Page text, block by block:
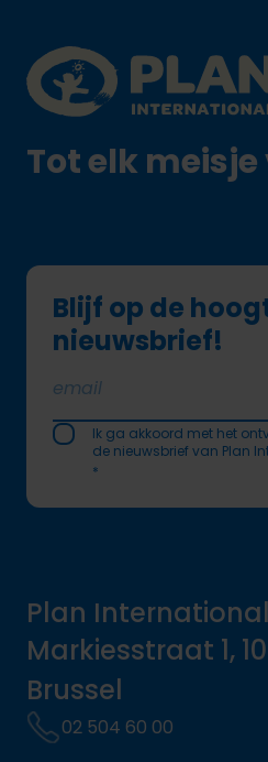
Plan International logo
Tot elk meisje
Blijf op de
nieuwsbrief!
Ik ga akkoord met het
de nieuwsbrief van Plan
*
Plan
Markiesstraat 1,
Brussel
02 504 60 00